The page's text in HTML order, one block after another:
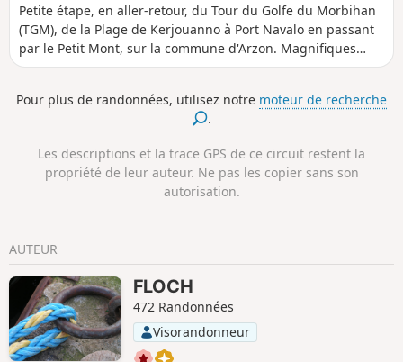
Petite étape, en aller-retour, du Tour du Golfe du Morbihan
(TGM), de la Plage de Kerjouanno à Port Navalo en passant
par le Petit Mont, sur la commune d'Arzon. Magnifiques
vues sur le large, les îles du Ponant (Hoedic, Houat, Belle-
Fogeo et de Port Sable. Attention aux hautes mers de
grandes marées, surtout par temps agité. Le sentier n'est
Pour plus de randonnées, utilisez notre moteur de recherche
.
Les descriptions et la trace GPS de ce circuit restent la
propriété de leur auteur. Ne pas les copier sans son
autorisation.
AUTEUR
FLOCH
472 Randonnées
Visorandonneur